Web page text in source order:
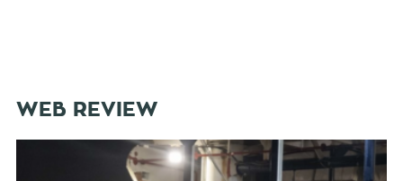
WEB REVIEW